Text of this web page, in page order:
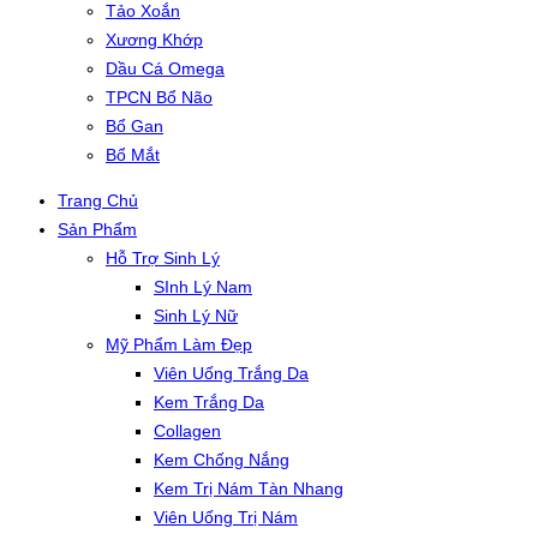
Tảo Xoắn
Xương Khớp
Dầu Cá Omega
TPCN Bổ Não
Bổ Gan
Bổ Mắt
Trang Chủ
Sản Phẩm
Hỗ Trợ Sinh Lý
SInh Lý Nam
Sinh Lý Nữ
Mỹ Phẩm Làm Đẹp
Viên Uống Trắng Da
Kem Trắng Da
Collagen
Kem Chống Nắng
Kem Trị Nám Tàn Nhang
Viên Uống Trị Nám